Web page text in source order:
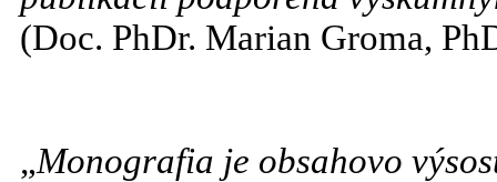
(Doc. PhDr. Marian Groma,
„Monografia je obsahovo